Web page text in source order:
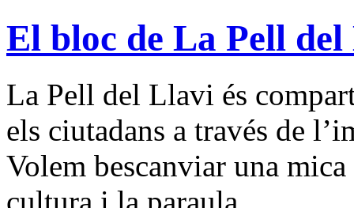
El bloc de La Pell
La Pell del Llavi és
els ciutadans a través de
Volem bescanviar una
cultura i la paraula.